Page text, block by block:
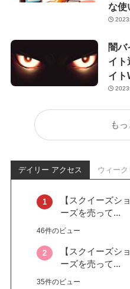
な使
2023
闇
イト
イト
2023
も
デイリー アクセス ウィー
【スクイーズシ
ーズを売って...
46件のビュー
【スクイーズシ
ーズを売って...
35件のビュー